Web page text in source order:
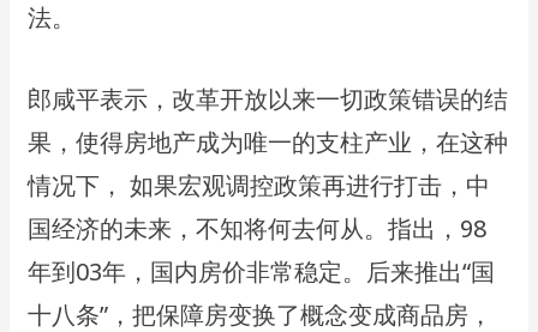
法。
郎咸平表示，改⾰开放以来⼀切政策错误的结
果，使得房地产成为唯⼀的⽀柱产业，在这种
情况下， 如果宏观调控政策再进⾏打击，中
国经济的未来，不知将何去何从。指出，98
年到03年，国内房价⾮常稳定。后来推出“国
⼗⼋条”，把保障房变换了概念变成商品房，